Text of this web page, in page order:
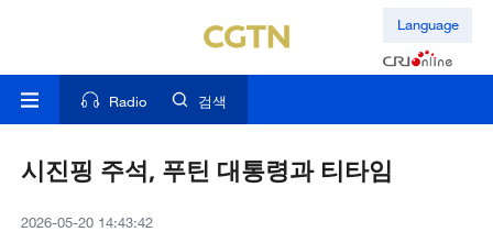
Language
Radio 검색
시진핑 주석, 푸틴 대통령과 티타임
2026-05-20 14:43:42